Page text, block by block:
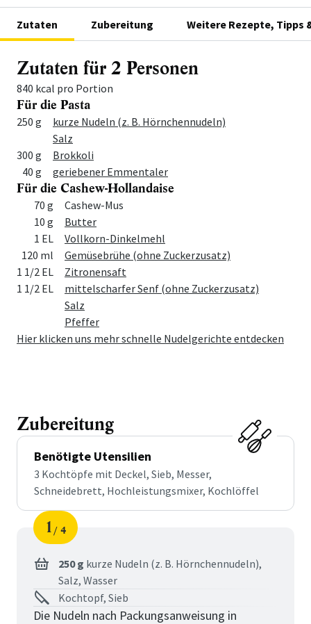
Zutaten Zubereitung Weitere Rezepte, Tipps
Zutaten für 2 Personen
840 kcal pro Portion
Für die Pasta
Menge Zutat
250 g
kurze Nudeln (z. B. Hörnchennudeln)
Salz
300 g
Brokkoli
40 g
geriebener Emmentaler
Für die Cashew-Hollandaise
MengeZutat
70 g
Cashew-Mus
10 g
Butter
1 EL
Vollkorn-Dinkelmehl
120 ml
Gemüsebrühe (ohne Zuckerzusatz)
1 1/2 EL
Zitronensaft
1 1/2 EL
mittelscharfer Senf (ohne Zuckerzusatz)
Salz
Pfeffer
Hier klicken uns mehr schnelle Nudelgerichte entdecken
Zubereitung
Benötigte Utensilien
3 Kochtöpfe mit Deckel, Sieb, Messer,
Schneidebrett, Hochleistungsmixer, Kochlöffel
Schritt
1
von
4
250 g kurze Nudeln (z. B. Hörnchennudeln),
Salz, Wasser
Kochtopf, Sieb
Die Nudeln nach Packungsanweisung in